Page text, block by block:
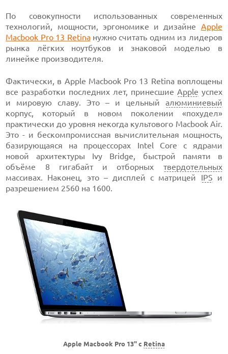
По совокупности использованных современных
технологий, мощности, эргономике и дизайне Apple
Macbook Pro 13 Retinaнужно считать одним из лидеров
рынка лёгких ноутбуков и знаковой моделью в
линейке производителя.
Фактически, в Apple Macbook Pro 13 Retina воплощены
все разработки последних лет, принесшие Apple успех
и мировую славу. Это – и цельный алюминиевый
корпус, который в новом поколении «похудел»
практически до уровня некогда культового Macbook Air.
Это - и бескомпромиссная вычислительная мощность,
базирующаяся на процессорах Intel Core с ядрами
новой архитектуры Ivy Bridge, быстрой памяти в
объёме 8 гигабайт и отборных твердотельных
массивах. Наконец, это – дисплей с матрицей IPS и
разрешением 2560 на 1600.
Apple Macbook Pro 13'' с Retina